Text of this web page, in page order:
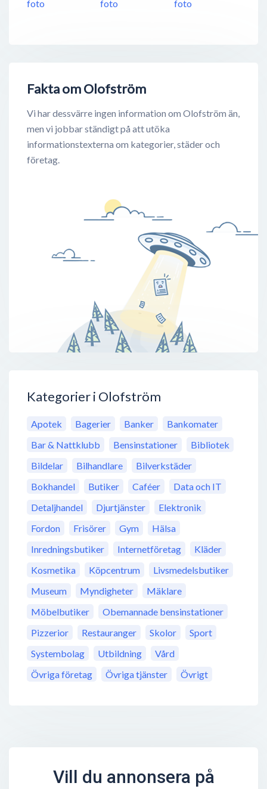
Fakta om Olofström
Vi har dessvärre ingen information om Olofström än,
men vi jobbar ständigt på att utöka
informationstexterna om kategorier, städer och
företag.
Kategorier i Olofström
Apotek Bagerier Banker
Bankomater
Bar & Nattklubb
Bensinstationer
Bibliotek
Bildelar
Bilhandlare
Bilverkstäder
Bokhandel
Butiker Caféer
Data och IT
Detaljhandel
Djurtjänster
Elektronik
Fordon
Frisörer Gym
Hälsa
Inredningsbutiker
Internetföretag
Kläder
Kosmetika
Köpcentrum
Livsmedelsbutiker
Museum
Myndigheter
Mäklare
Möbelbutiker
Obemannade bensinstationer
Pizzerior
Restauranger Skolor
Sport
Systembolag
Utbildning
Vård
Övriga företag
Övriga tjänster Övrigt
Vill du annonsera på